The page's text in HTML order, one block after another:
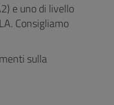
e uno di livello
Consigliamo
sulla